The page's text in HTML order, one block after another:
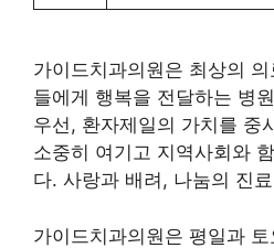
가이드치과의원은 최상의
들에게 행복을 전달하는 병
우선, 환자제일의 가치를 중
소중히 여기고 지역사회와
다. 사랑과 배려, 나눔의 진
가이드치과의원은 평일과